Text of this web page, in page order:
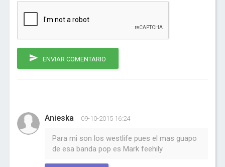
ENVIAR COMENTARIO
Anieska 09-10-2015 16:24
Para mi son los westlife pues el mas guapo
de esa banda pop es Mark feehily